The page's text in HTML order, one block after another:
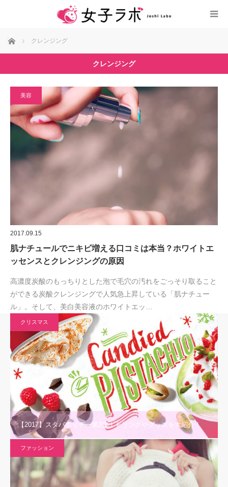
ホーム クレンジング
クレンジング
美容
2017.09.15
肌ナチュールでニキビ増える口コミは本当？ホワイトエ
ッセンスとクレンジングの原因
高濃度炭酸のもっちりとした泡で毛穴の汚れをごっそり取ること
ができる炭酸クレンジングで人気急上昇している「肌ナチュー
ル」。そして、美白美容液のホワイトエッ…
クリスマス
【2017】スタバホリデー第2弾！ドリンクやグッズを大紹介！
ファッション